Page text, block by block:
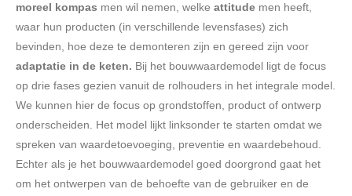
moreel kompas men wil nemen, welke attitude men heeft,
waar hun producten (in verschillende levensfases) zich
bevinden, hoe deze te demonteren zijn en gereed zijn voor
adaptatie in de keten. Bij het bouwwaardemodel ligt de focus
op drie fases gezien vanuit de rolhouders in het integrale model.
We kunnen hier de focus op grondstoffen, product of ontwerp
onderscheiden. Het model lijkt linksonder te starten omdat we
spreken van waardetoevoeging, preventie en waardebehoud.
Echter als je het bouwwaardemodel goed doorgrond gaat het
om het ontwerpen van de behoefte van de gebruiker en de